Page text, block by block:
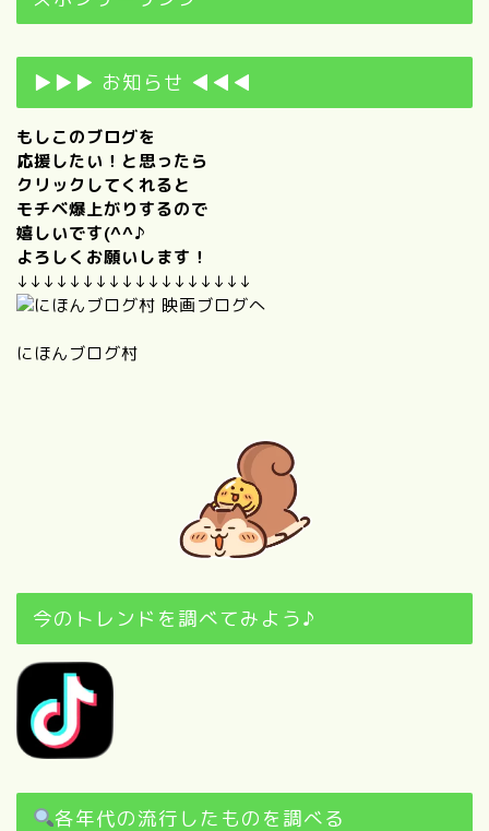
▶▶▶ お知らせ ◀◀◀
もしこのブログを
応援したい！と思ったら
クリックしてくれると
モチベ爆上がりするので
嬉しいです(^^♪
よろしくお願いします！
↓↓↓↓↓↓↓↓↓↓↓↓↓↓↓↓↓↓
にほんブログ村
今のトレンドを調べてみよう♪
各年代の流行したものを調べる